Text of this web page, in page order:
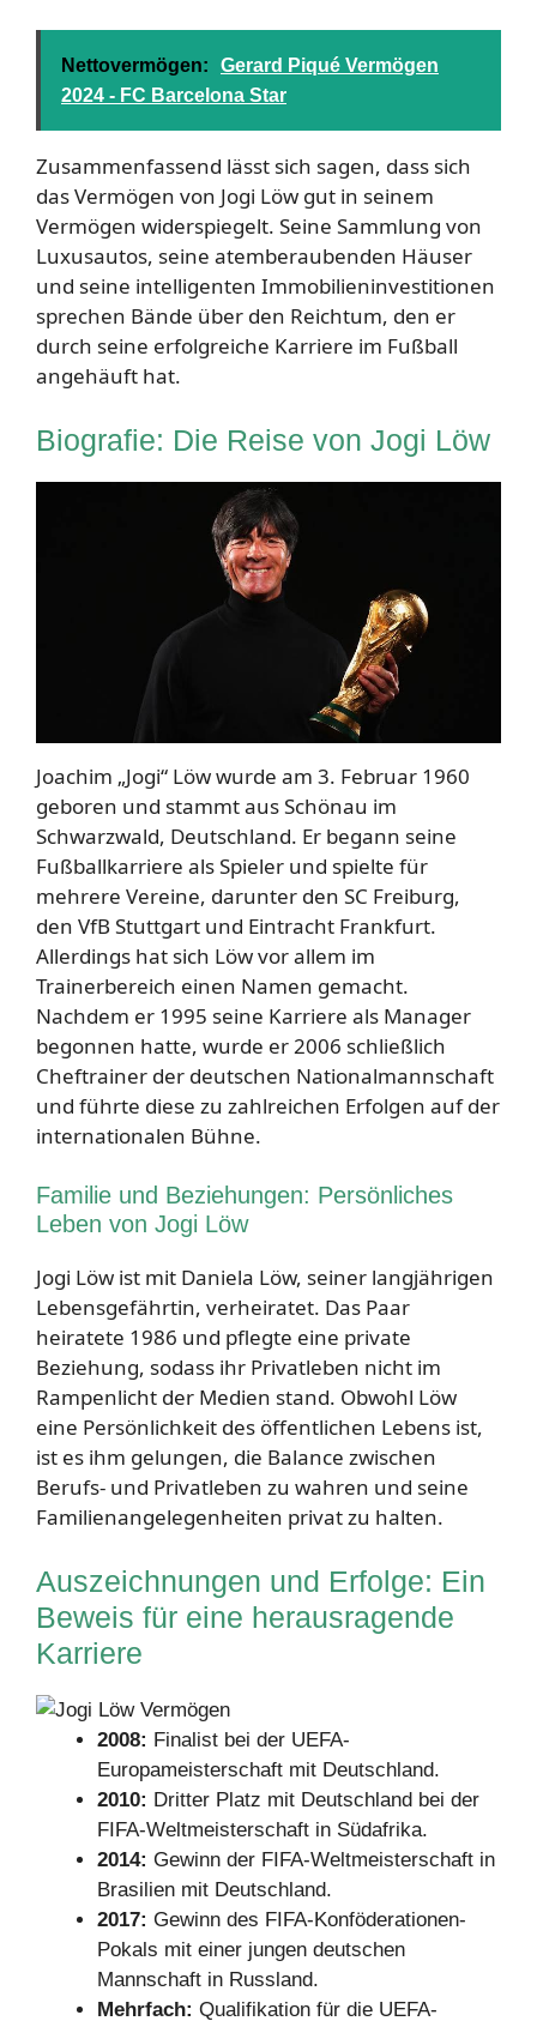
Nettovermögen:
Gerard Piqué Vermögen
2024 - FC Barcelona Star
Zusammenfassend lässt sich sagen, dass sich
das Vermögen von Jogi Löw gut in seinem
Vermögen widerspiegelt. Seine Sammlung von
Luxusautos, seine atemberaubenden Häuser
und seine intelligenten Immobilieninvestitionen
sprechen Bände über den Reichtum, den er
durch seine erfolgreiche Karriere im Fußball
angehäuft hat.
Biografie: Die Reise von Jogi Löw
Joachim „Jogi“ Löw wurde am 3. Februar 1960
geboren und stammt aus Schönau im
Schwarzwald, Deutschland. Er begann seine
Fußballkarriere als Spieler und spielte für
mehrere Vereine, darunter den SC Freiburg,
den VfB Stuttgart und Eintracht Frankfurt.
Allerdings hat sich Löw vor allem im
Trainerbereich einen Namen gemacht.
Nachdem er 1995 seine Karriere als Manager
begonnen hatte, wurde er 2006 schließlich
Cheftrainer der deutschen Nationalmannschaft
und führte diese zu zahlreichen Erfolgen auf der
internationalen Bühne.
Familie und Beziehungen: Persönliches
Leben von Jogi Löw
Jogi Löw ist mit Daniela Löw, seiner langjährigen
Lebensgefährtin, verheiratet. Das Paar
heiratete 1986 und pflegte eine private
Beziehung, sodass ihr Privatleben nicht im
Rampenlicht der Medien stand. Obwohl Löw
eine Persönlichkeit des öffentlichen Lebens ist,
ist es ihm gelungen, die Balance zwischen
Berufs- und Privatleben zu wahren und seine
Familienangelegenheiten privat zu halten.
Auszeichnungen und Erfolge: Ein
Beweis für eine herausragende
Karriere
2008: Finalist bei der UEFA-
Europameisterschaft mit Deutschland.
2010: Dritter Platz mit Deutschland bei der
FIFA-Weltmeisterschaft in Südafrika.
2014: Gewinn der FIFA-Weltmeisterschaft in
Brasilien mit Deutschland.
2017: Gewinn des FIFA-Konföderationen-
Pokals mit einer jungen deutschen
Mannschaft in Russland.
Mehrfach: Qualifikation für die UEFA-